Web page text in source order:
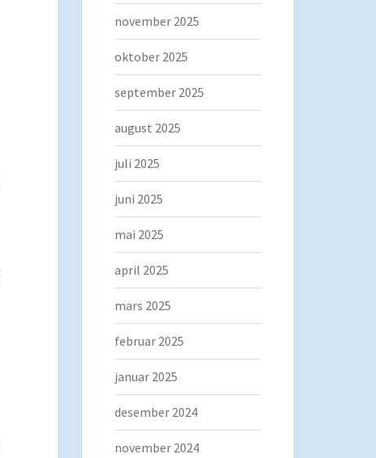
november 2025
oktober 2025
september 2025
august 2025
juli 2025
juni 2025
mai 2025
april 2025
mars 2025
februar 2025
januar 2025
desember 2024
november 2024